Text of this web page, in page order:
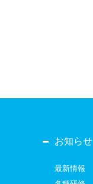
お知らせ
最新情報